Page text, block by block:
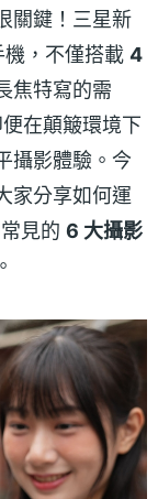
關鍵！三星新
機，不僅搭載 4
焦特寫的需
便在顛簸環境下
攝影體驗。今
家分享如何運
見的 6 大攝影